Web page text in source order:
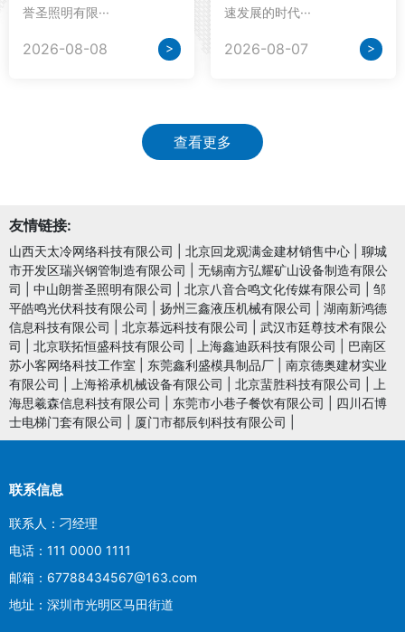
誉圣照明有限···
2026-08-08 >
速发展的时代···
2026-08-07 >
查看更多
友情链接:
山西天太冷网络科技有限公司 北京回龙观满金建材销售中心
聊城
市开发区瑞兴钢管制造有限公司
无锡南方弘耀矿山设备制造有限公
司
中山朗誉圣照明有限公司 北京八音合鸣文化传媒有限公司
邹
平皓鸣光伏科技有限公司
扬州三鑫液压机械有限公司
湖南新鸿德
信息科技有限公司
北京慕远科技有限公司
武汉市廷尊技术有限公
司
北京联拓恒盛科技有限公司 上海鑫迪跃科技有限公司
巴南区
苏小客网络科技工作室
东莞鑫利盛模具制品厂
南京德奥建材实业
有限公司
上海裕承机械设备有限公司 北京蜚胜科技有限公司
上
海思羲森信息科技有限公司
东莞市小巷子餐饮有限公司
四川石博
士电梯门套有限公司
厦门市都辰钊科技有限公司
联系信息
联系人：刁经理
电话：111 0000 1111
邮箱：67788434567@163.com
地址：深圳市光明区马田街道